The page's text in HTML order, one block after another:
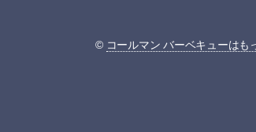
© コールマン バーベキューはも